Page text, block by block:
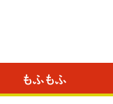
もふもふ